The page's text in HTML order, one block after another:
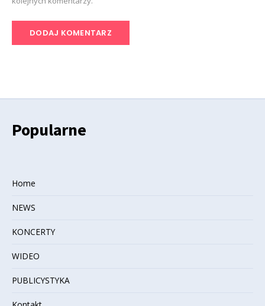
Popularne
Home
NEWS
KONCERTY
WIDEO
PUBLICYSTYKA